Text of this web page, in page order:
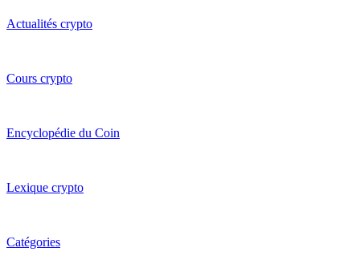
Actualités crypto
Cours crypto
Encyclopédie du Coin
Lexique crypto
Catégories